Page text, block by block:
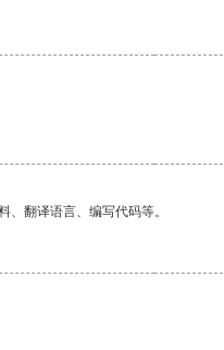
翻译语言、编写代码等。